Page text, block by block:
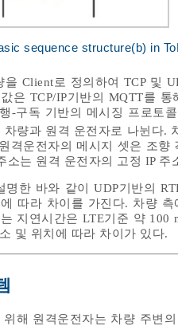
sequence structure(b) in
을 Client로 정의하여 TCP 및
은 TCP/IP기반의 MQTT를
-구독 기반의 메시징 프로토
차량과 원격 운전자로 나뉜다.
격운전자의 메시지 셋은 조
소는 원격 운전자의 고정 IP 주
명한 바와 같이 UDP기반의
따라 차이를 가진다. 차량
지연시간은 LTE기준 약
및 위치에 따라 차이가 있다.
해 원격운전자는 차량 주변